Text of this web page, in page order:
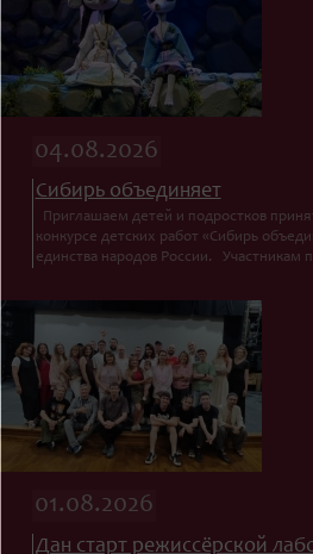
04.08.2026
Сибирь объединяет
Приглашаем детей и подростков
конкурсе детских работ «Сибирь
единства народов России. Участникам
01.08.2026
Дан старт режиссёрской